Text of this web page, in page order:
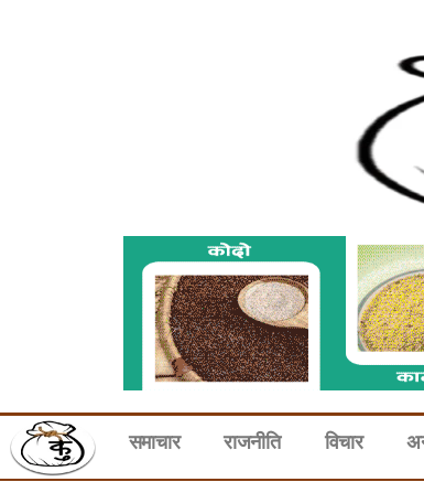
समाचार राजनीति विचार